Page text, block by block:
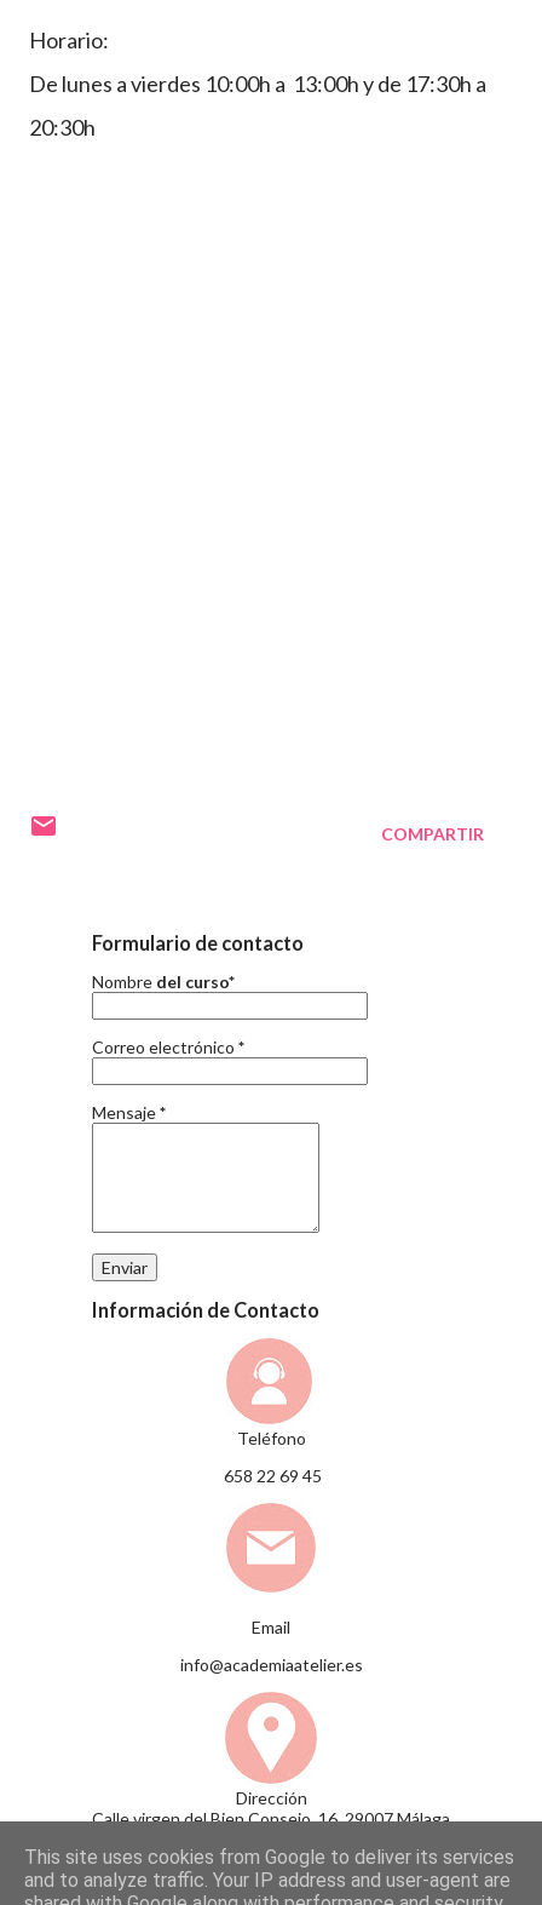
Horario:
De lunes a vierdes 10:00h a 13:00h y de 17:30h a
20:30h
COMPARTIR
Formulario de contacto
Nombre del curso*
Correo electrónico *
Mensaje*
Información de Contacto
Teléfono
658 22 69 45
Email
info@academiaatelier.es
Dirección
Calle virgen del Bien Consejo, 16, 29007 Málaga
This site uses cookies from Google to deliver its services
and to analyze traffic. Your IP address and user-agent are